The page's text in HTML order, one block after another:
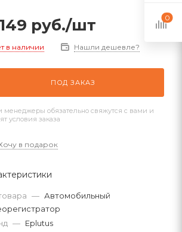
руб./шт
в наличии Нашли дешевле?
ПОД ЗАКАЗ
обязательно свяжутся с вами и
условия заказа
в подарок
— Автомобильный
— Eplutus
0